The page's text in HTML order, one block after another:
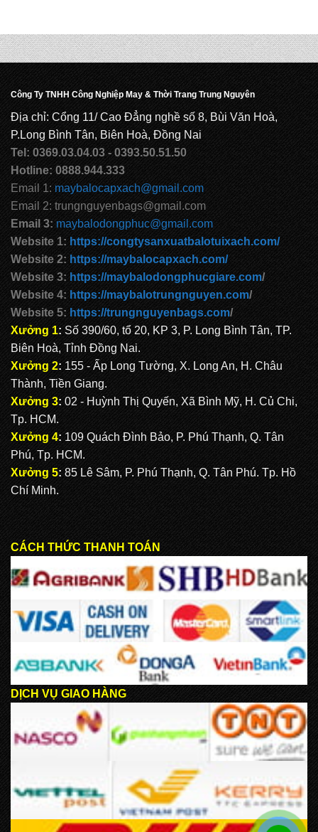
Công Ty TNHH Công Nghiệp May & Thời Trang Trung Nguyên
Địa chỉ: Cổng 11/ Cao Đẳng nghề số 8, Bùi Văn Hoà,
P.Long Bình Tân, Biên Hoà, Đồng Nai
Tel: 0369.03.04.03 - 0393.50.51.50
Hotline: 0888.944.333
Email 1: maybalocapxach@gmail.com
Email 2: trungnguyenbags@gmail.com
Email 3: maybalodongphuc@gmail.com
Website 1: https://congtysanxuatbalotuixach.com/
Website 2: https://maybalocapxach.com/
Website 3: https://maybalodongphucgiare.com/
Website 4: https://maybalotrungnguyen.com/
Website 5: https://trungnguyenbags.com/
Xưởng 1: Số 390/60, tổ 20, KP 3, P. Long Bình Tân, TP.
Biên Hoà, Tỉnh Đồng Nai.
Xưởng 2: 155 - Ấp Long Tường, X. Long An, H. Châu
Thành, Tiền Giang.
Xưởng 3: 02 - Huỳnh Thị Quyến, Xã Bình Mỹ, H. Củ Chi,
Tp. HCM.
Xưởng 4: 109 Quách Đình Bảo, P. Phú Thạnh, Q. Tân
Phú, Tp. HCM.
Xưởng 5: 85 Lê Sâm, P. Phú Thạnh, Q. Tân Phú. Tp. Hồ
Chí Minh.
CÁCH THỨC THANH TOÁN
DỊCH VỤ GIAO HÀNG